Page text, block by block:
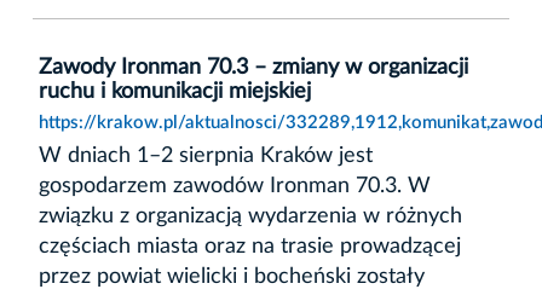
Zawody Ironman 70.3 – zmiany w organizacji
ruchu i komunikacji miejskiej
https://krakow.pl/aktualnosci/
W dniach 1–2 sierpnia Kraków jest
gospodarzem zawodów Ironman 70.3. W
związku z organizacją wydarzenia w różnych
częściach miasta oraz na trasie prowadzącej
przez powiat wielicki i bocheński zostały